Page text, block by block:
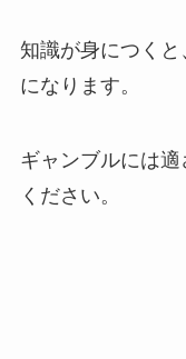
知識が身につく
になります。
ギャンブルには
ください。